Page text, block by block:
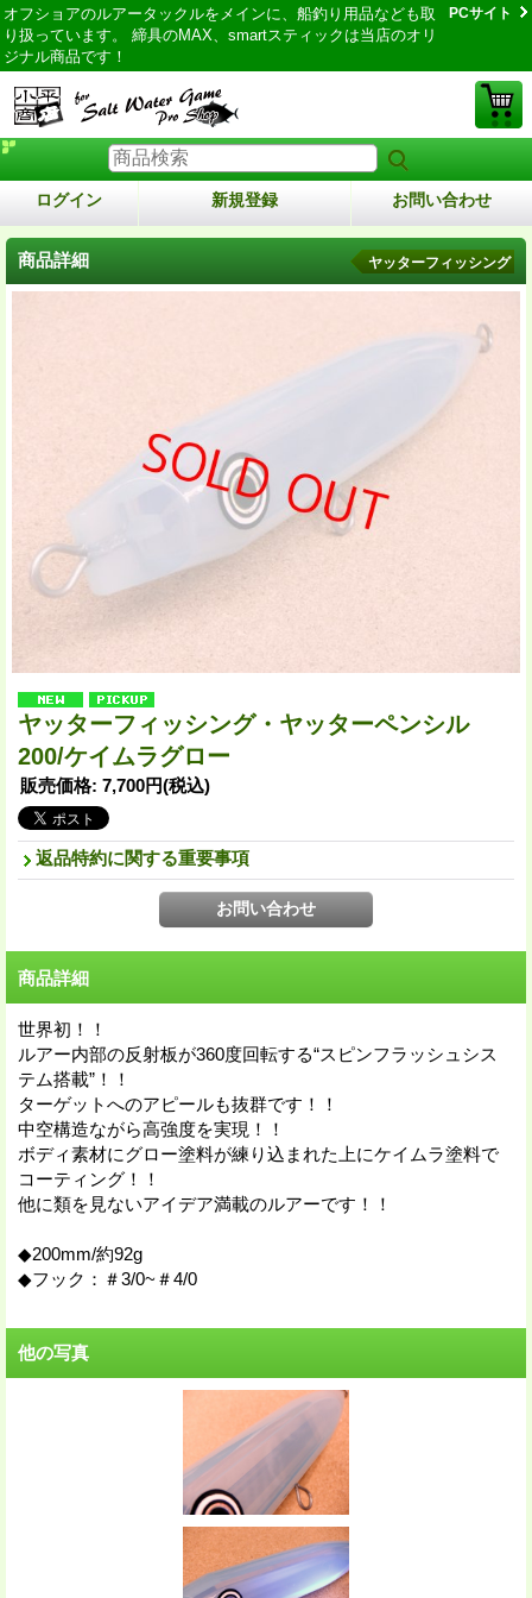
オフショアのルアータックルをメインに、船釣り用品なども取
り扱っています。 締具のMAX、smartスティックは当店のオリ
ジナル商品です！
PCサイト
ログイン 新規登録 お問い合わせ
商品詳細 ヤッターフィッシング
ヤッターフィッシング・ヤッターペンシル
200/ケイムラグロー
販売価格: 7,700円(税込)
返品特約に関する重要事項
商品詳細
世界初！！
ルアー内部の反射板が360度回転する“スピンフラッシュシス
テム搭載”！！
ターゲットへのアピールも抜群です！！
中空構造ながら高強度を実現！！
ボディ素材にグロー塗料が練り込まれた上にケイムラ塗料で
コーティング！！
他に類を見ないアイデア満載のルアーです！！
◆200mm/約92g
◆フック：＃3/0~＃4/0
他の写真